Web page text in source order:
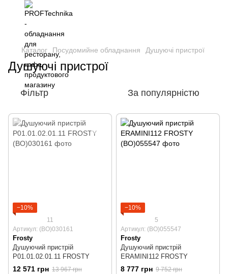
Каталог Посудомийне обладнання Душуючі пристрої
Душуючі пристрої
Фільтр За популярністю
−10%
11
Артикул: (BO)030161
Frosty
Душуючий пристрій
P01.01.02.01.11 FROSTY
12 571 грн 13 967 грн
−10%
5
Артикул: (BO)055547
Frosty
Душуючий пристрій
ERAMINI112 FROSTY
8 777 грн 9 752 грн